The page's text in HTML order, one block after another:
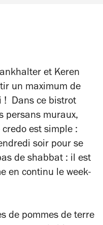
et Keren
un maximum de
! Dans ce bistrot
persans muraux,
est simple :
soir pour se
de shabbat : il est
en continu le week-
de pommes de terre